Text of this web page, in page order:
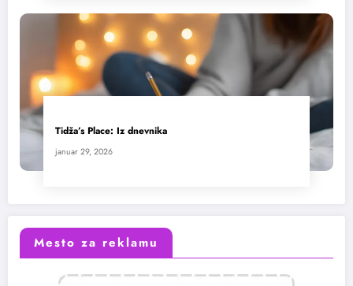
Tidža’s Place: Iz dnevnika
januar 29, 2026
Mesto za reklamu